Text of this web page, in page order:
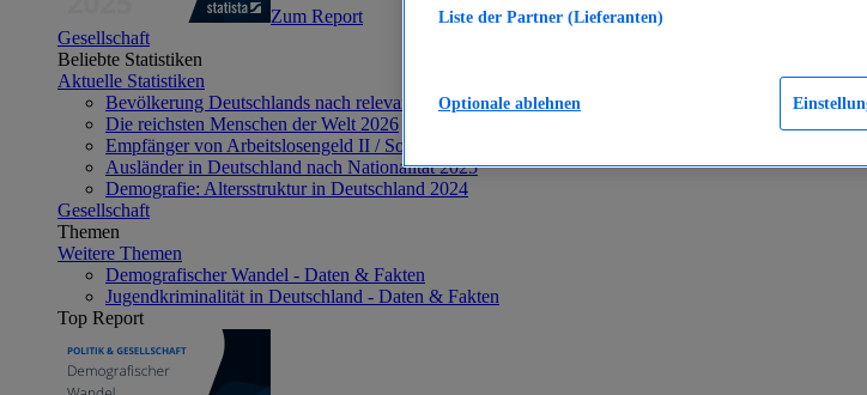
Zum Report
Gesellschaft
Beliebte Statistiken
Aktuelle Statistiken
Bevölkerung Deutschlands nach relevanten Altersgruppen 2024
Die reichsten Menschen der Welt 2026
Empfänger von Arbeitslosengeld II / Sozialgeld / Bürgergeld in Deutschland 2005-2025
Ausländer in Deutschland nach Nationalität 2025
Demografie: Altersstruktur in Deutschland 2024
Gesellschaft
Themen
Weitere Themen
Demografischer Wandel - Daten & Fakten
Jugendkriminalität in Deutschland - Daten & Fakten
Top Report
Liste der Partner (Lieferanten)
Optionale ablehnen